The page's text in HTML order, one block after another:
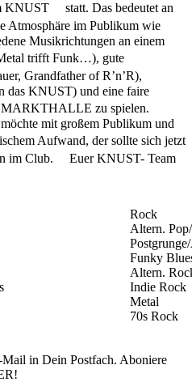
KNUST statt. Das bedeutet an
Atmosphäre im Publikum wie
Musikrichtungen an einem
trifft Funk…), gute
Grandfather of R’n’R),
das KNUST) und eine faire
zu spielen.
mit großem Publikum und
Aufwand, der sollte sich jetzt
im Club. Euer KNUST- Team
Rock
Altern.
Funky
Altern.
Indie Rock
Metal
70s Rock
in Dein Postfach. Aboniere